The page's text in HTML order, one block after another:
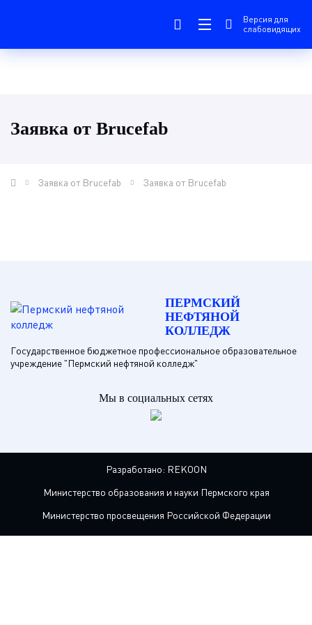
Версия для
слабовидящих
Заявка от Brucefab
Заявка от Brucefab Заявка от Brucefab
ПЕРМСКИЙ
НЕФТЯНОЙ
КОЛЛЕДЖ
Государственное бюджетное профессиональное образовательное
учреждение "Пермский нефтяной колледж"
Мы в социальных сетях
Разработано: REKOON
Министерство образования и науки Пермского края
Министерство просвещения Российской Федерации